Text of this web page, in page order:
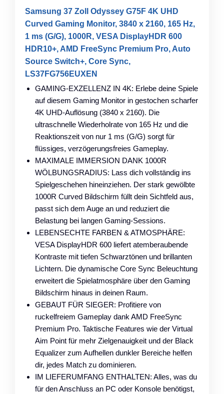
Samsung 37 Zoll Odyssey G75F 4K UHD
Curved Gaming Monitor, 3840 x 2160, 165 Hz,
1 ms (G/G), 1000R, VESA DisplayHDR 600
HDR10+, AMD FreeSync Premium Pro, Auto
Source Switch+, Core Sync,
LS37FG756EUXEN
GAMING-EXZELLENZ IN 4K: Erlebe deine Spiele
auf diesem Gaming Monitor in gestochen scharfer
4K UHD-Auflösung (3840 x 2160). Die
ultraschnelle Wiederholrate von 165 Hz und die
Reaktionszeit von nur 1 ms (G/G) sorgt für
flüssiges, verzögerungsfreies Gameplay.
MAXIMALE IMMERSION DANK 1000R
WÖLBUNGSRADIUS: Lass dich vollständig ins
Spielgeschehen hineinziehen. Der stark gewölbte
1000R Curved Bildschirm füllt dein Sichtfeld aus,
passt sich dem Auge an und reduziert die
Belastung bei langen Gaming-Sessions.
LEBENSECHTE FARBEN & ATMOSPHÄRE:
VESA DisplayHDR 600 liefert atemberaubende
Kontraste mit tiefen Schwarztönen und brillanten
Lichtern. Die dynamische Core Sync Beleuchtung
erweitert die Spielatmosphäre über den Gaming
Bildschirm hinaus in deinen Raum.
GEBAUT FÜR SIEGER: Profitiere von
ruckelfreiem Gameplay dank AMD FreeSync
Premium Pro. Taktische Features wie der Virtual
Aim Point für mehr Zielgenauigkeit und der Black
Equalizer zum Aufhellen dunkler Bereiche helfen
dir, jedes Match zu dominieren.
IM LIEFERUMFANG ENTHALTEN: Alles, was du
für den Anschluss an PC oder Konsole benötigst,